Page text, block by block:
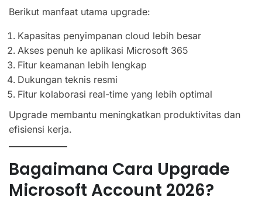
Berikut manfaat utama upgrade:
Kapasitas penyimpanan cloud lebih besar
Akses penuh ke aplikasi Microsoft 365
Fitur keamanan lebih lengkap
Dukungan teknis resmi
Fitur kolaborasi real-time yang lebih optimal
Upgrade membantu meningkatkan produktivitas dan
efisiensi kerja.
Bagaimana Cara Upgrade
Microsoft Account 2026?